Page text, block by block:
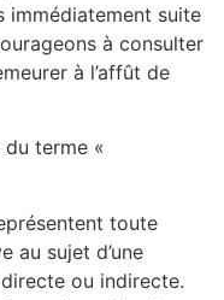
immédiatement suite
à consulter
à l’affût de
terme «
toute
au sujet d’une
ou indirecte.